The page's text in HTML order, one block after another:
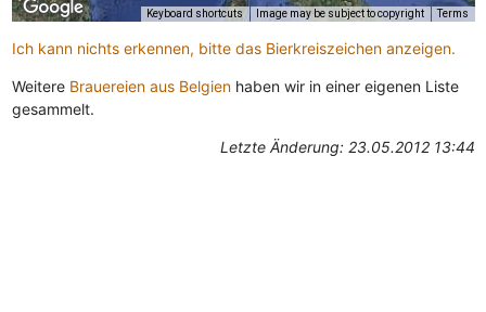
Keyboard shortcuts Image may be subject to copyright Terms
Ich kann nichts erkennen, bitte das Bierkreiszeichen anzeigen.
Weitere Brauereien aus Belgienhaben wir in einer eigenen Liste
gesammelt.
Letzte Änderung: 23.05.2012 13:44